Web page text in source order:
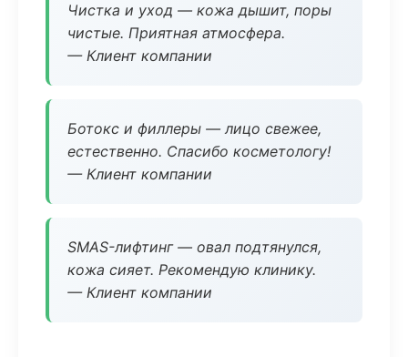
Чистка и уход — кожа дышит, поры
чистые. Приятная атмосфера.
— Клиент компании
Ботокс и филлеры — лицо свежее,
естественно. Спасибо косметологу!
— Клиент компании
SMAS-лифтинг — овал подтянулся,
кожа сияет. Рекомендую клинику.
— Клиент компании